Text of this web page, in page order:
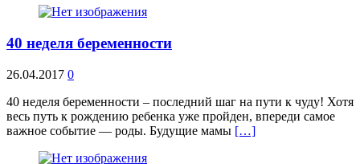
40 неделя беременности
26.04.2017 0
40 неделя беременности – последний шаг на пути к чуду! Хотя
весь путь к рождению ребенка уже пройден, впереди самое
важное событие — роды. Будущие мамы […]